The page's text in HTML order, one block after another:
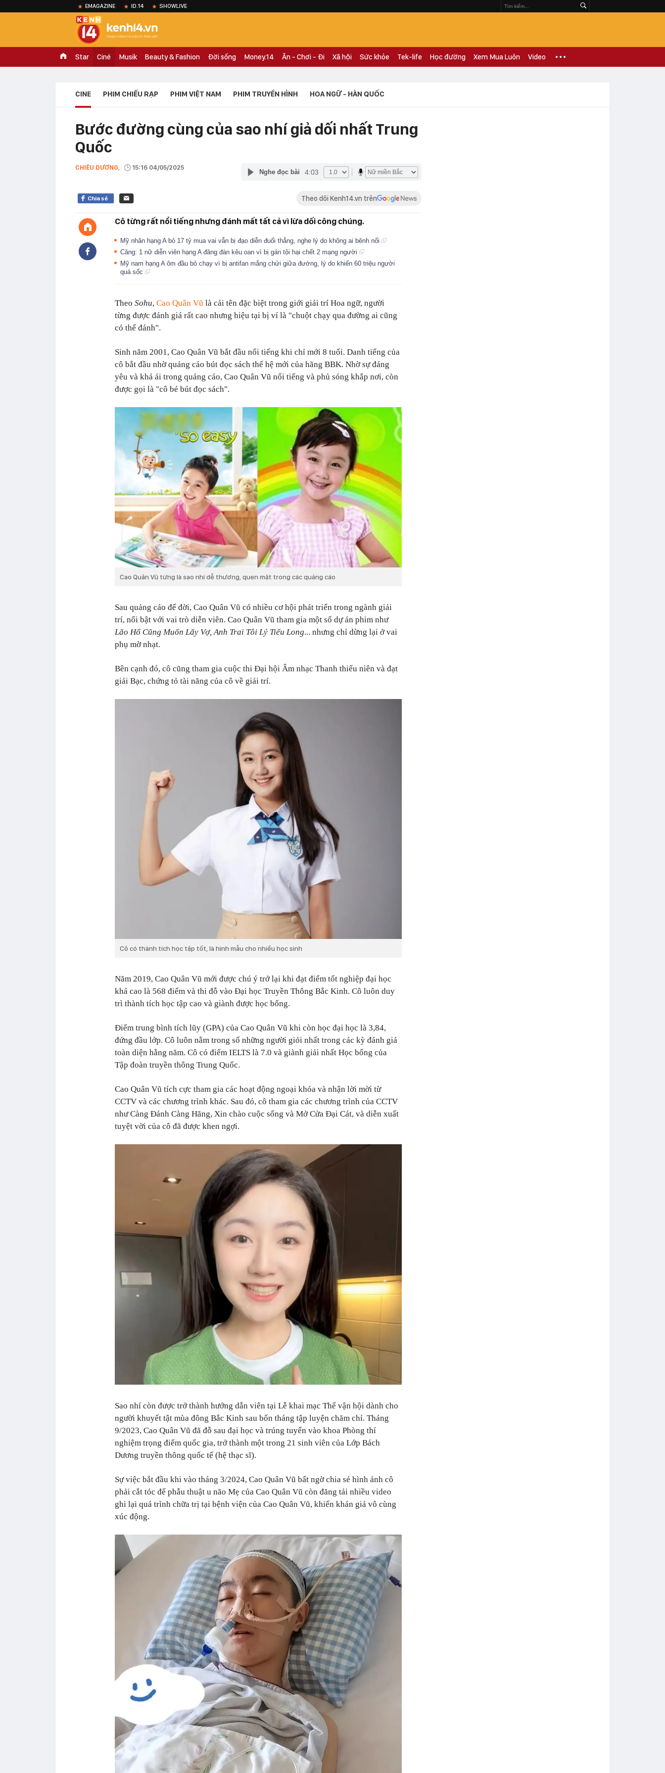
EMAGAZINE ID.14 SHOWLIVE
Star Ciné Musik Beauty & Fashion Đời sống Money.14 Ăn - Chơi - Đi Xã hội Sức khỏe Tek-life Học đường Xem Mua Luôn Video
CINE PHIM CHIẾU RẠP PHIM VIỆT NAM PHIM TRUYỀN HÌNH HOA NGỮ - HÀN QUỐC
Bước đường cùng của sao nhí giả dối nhất Trung
Quốc
CHIÊU DƯƠNG, 15:16 04/05/2025
Nghe đọc bài 4:03
Chia sẻ Theo dõi Kenh14.vn trên
Cô từng rất nổi tiếng nhưng đánh mất tất cả vì lừa dối công chúng.
Mỹ nhân hạng A bỏ 17 tỷ mua vai vẫn bị đạo diễn đuổi thẳng, nghe lý do không ai bênh nổi
Căng: 1 nữ diễn viên hạng A đăng đàn kêu oan vì bị gán tội hại chết 2 mạng người
Mỹ nam hạng A ôm đầu bỏ chạy vì bị antifan mắng chửi giữa đường, lý do khiến 60 triệu người
quá sốc
Theo Sohu, Cao Quân Vũ là cái tên đặc biệt trong giới giải trí Hoa ngữ, người
từng được đánh giá rất cao nhưng hiệu tại bị ví là "chuột chạy qua đường ai cũng
có thể đánh".
Sinh năm 2001, Cao Quân Vũ bắt đầu nổi tiếng khi chỉ mới 8 tuổi. Danh tiếng của
cô bắt đầu nhờ quảng cáo bút đọc sách thế hệ mới của hãng BBK. Nhờ sự đáng
yêu và khả ái trong quảng cáo, Cao Quân Vũ nổi tiếng và phủ sóng khắp nơi, còn
được gọi là "cô bé bút đọc sách".
Cao Quân Vũ từng là sao nhí dễ thương, quen mặt trong các quảng cáo
Sau quảng cáo để đời, Cao Quân Vũ có nhiều cơ hội phát triển trong ngành giải
trí, nổi bật với vai trò diễn viên. Cao Quân Vũ tham gia một số dự án phim như
Lão Hổ Cũng Muốn Lấy Vợ, Anh Trai Tôi Lý Tiểu Long... nhưng chỉ dừng lại ở vai
phụ mờ nhạt.
Bên cạnh đó, cô cũng tham gia cuộc thi Đại hội Âm nhạc Thanh thiếu niên và đạt
giải Bạc, chứng tỏ tài năng của cô về giải trí.
Cô có thành tích học tập tốt, là hình mẫu cho nhiều học sinh
Năm 2019, Cao Quân Vũ mới được chú ý trở lại khi đạt điểm tốt nghiệp đại học
khá cao là 568 điểm và thi đỗ vào Đại học Truyền Thông Bắc Kinh. Cô luôn duy
trì thành tích học tập cao và giành được học bổng.
Điểm trung bình tích lũy (GPA) của Cao Quân Vũ khi còn học đại học là 3,84,
đứng đầu lớp. Cô luôn nằm trong số những người giỏi nhất trong các kỳ đánh giá
toàn diện hằng năm. Cô có điểm IELTS là 7.0 và giành giải nhất Học bổng của
Tập đoàn truyền thông Trung Quốc.
Cao Quân Vũ tích cực tham gia các hoạt động ngoại khóa và nhận lời mời từ
CCTV và các chương trình khác. Sau đó, cô tham gia các chương trình của CCTV
như Càng Đánh Càng Hăng, Xin chào cuộc sống và Mở Cửa Đại Cát, và diễn xuất
tuyệt vời của cô đã được khen ngợi.
Sao nhí còn được trở thành hướng dẫn viên tại Lễ khai mạc Thế vận hội dành cho
người khuyết tật mùa đông Bắc Kinh sau bốn tháng tập luyện chăm chỉ. Tháng
9/2023, Cao Quân Vũ đã đỗ sau đại học và trúng tuyển vào khoa Phòng thí
nghiệm trọng điểm quốc gia, trở thành một trong 21 sinh viên của Lớp Bách
Dương truyền thông quốc tế (hệ thạc sĩ).
Sự việc bắt đầu khi vào tháng 3/2024, Cao Quân Vũ bất ngờ chia sẻ hình ảnh cô
phải cắt tóc để phẫu thuật u não Mẹ của Cao Quân Vũ còn đăng tải nhiều video
ghi lại quá trình chữa trị tại bệnh viện của Cao Quân Vũ, khiến khán giả vô cùng
xúc động.